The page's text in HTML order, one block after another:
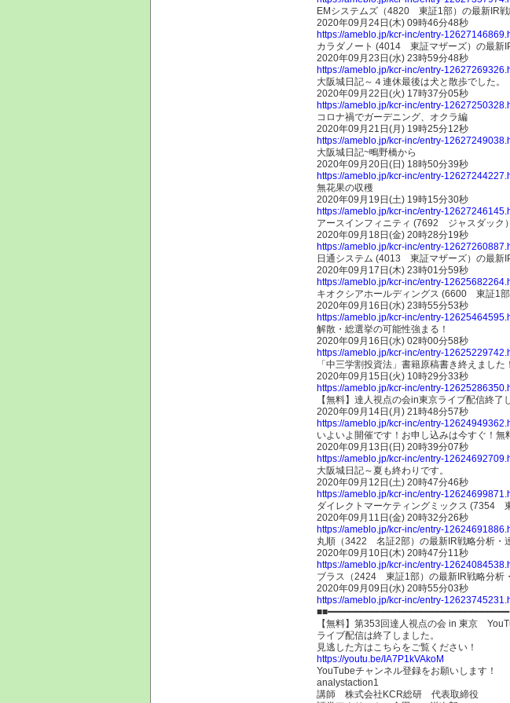
EMシステムズ（4820 東証1部）の最新IR戦
2020年09月24日(木) 09時46分48秒
https://ameblo.jp/kcr-inc/entry-
カラダノート (4014 東証マザーズ）の最新
2020年09月23日(水) 23時59分48秒
https://ameblo.jp/kcr-inc/entry-
大阪城日記～４連休最後は犬と散歩でした。
2020年09月22日(火) 17時37分05秒
https://ameblo.jp/kcr-inc/entry-
コロナ禍でガーデニング、オクラ編
2020年09月21日(月) 19時25分12秒
https://ameblo.jp/kcr-inc/entry-
大阪城日記~鴫野橋から
2020年09月20日(日) 18時50分39秒
https://ameblo.jp/kcr-inc/entry-
無花果の収穫
2020年09月19日(土) 19時15分30秒
https://ameblo.jp/kcr-inc/entry-
アースインフィニティ (7692 ジャスダック
2020年09月18日(金) 20時28分19秒
https://ameblo.jp/kcr-inc/entry-
日通システム (4013 東証マザーズ）の最新
2020年09月17日(木) 23時01分59秒
https://ameblo.jp/kcr-inc/entry-
キオクシアホールディングス (6600 東証1部
2020年09月16日(水) 23時55分53秒
https://ameblo.jp/kcr-inc/entry-
解散・総選挙の可能性強まる！
2020年09月16日(水) 02時00分58秒
https://ameblo.jp/kcr-inc/entry-
「中三学割投資法」書籍原稿書き終えました！
2020年09月15日(火) 10時29分33秒
https://ameblo.jp/kcr-inc/entry-
【無料】達人視点の会in東京ライブ配信終了
2020年09月14日(月) 21時48分57秒
https://ameblo.jp/kcr-inc/entry-
いよいよ開催です！お申し込みは今すぐ！無
2020年09月13日(日) 20時39分07秒
https://ameblo.jp/kcr-inc/entry-
大阪城日記～夏も終わりです。
2020年09月12日(土) 20時47分46秒
https://ameblo.jp/kcr-inc/entry-
ダイレクトマーケティングミックス (7354
2020年09月11日(金) 20時32分26秒
https://ameblo.jp/kcr-inc/entry-
丸順（3422 名証2部）の最新IR戦略分析・
2020年09月10日(木) 20時47分11秒
https://ameblo.jp/kcr-inc/entry-
ブラス（2424 東証1部）の最新IR戦略分析
2020年09月09日(水) 20時55分03秒
https://ameblo.jp/kcr-inc/entry-
【無料】第353回達人視点の会 in 東京
ライブ配信は終了しました。
見逃した方はこちらをご覧ください！
https://youtu.be/IA7P1kVAkoM
YouTubeチャンネル登録をお願いします！
analystaction1
講師 株式会社KCR総研 代表取締役